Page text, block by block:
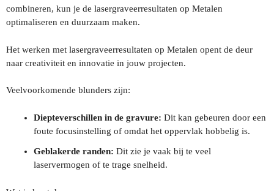
combineren, kun je de lasergraveerresultaten op Metalen
optimaliseren en duurzaam maken.
Het werken met lasergraveerresultaten op Metalen opent de deur
naar creativiteit en innovatie in jouw projecten.
Veelvoorkomende blunders zijn:
Diepteverschillen in de gravure: Dit kan gebeuren door een
foute focusinstelling of omdat het oppervlak hobbelig is.
Geblakerde randen: Dit zie je vaak bij te veel
laservermogen of te trage snelheid.